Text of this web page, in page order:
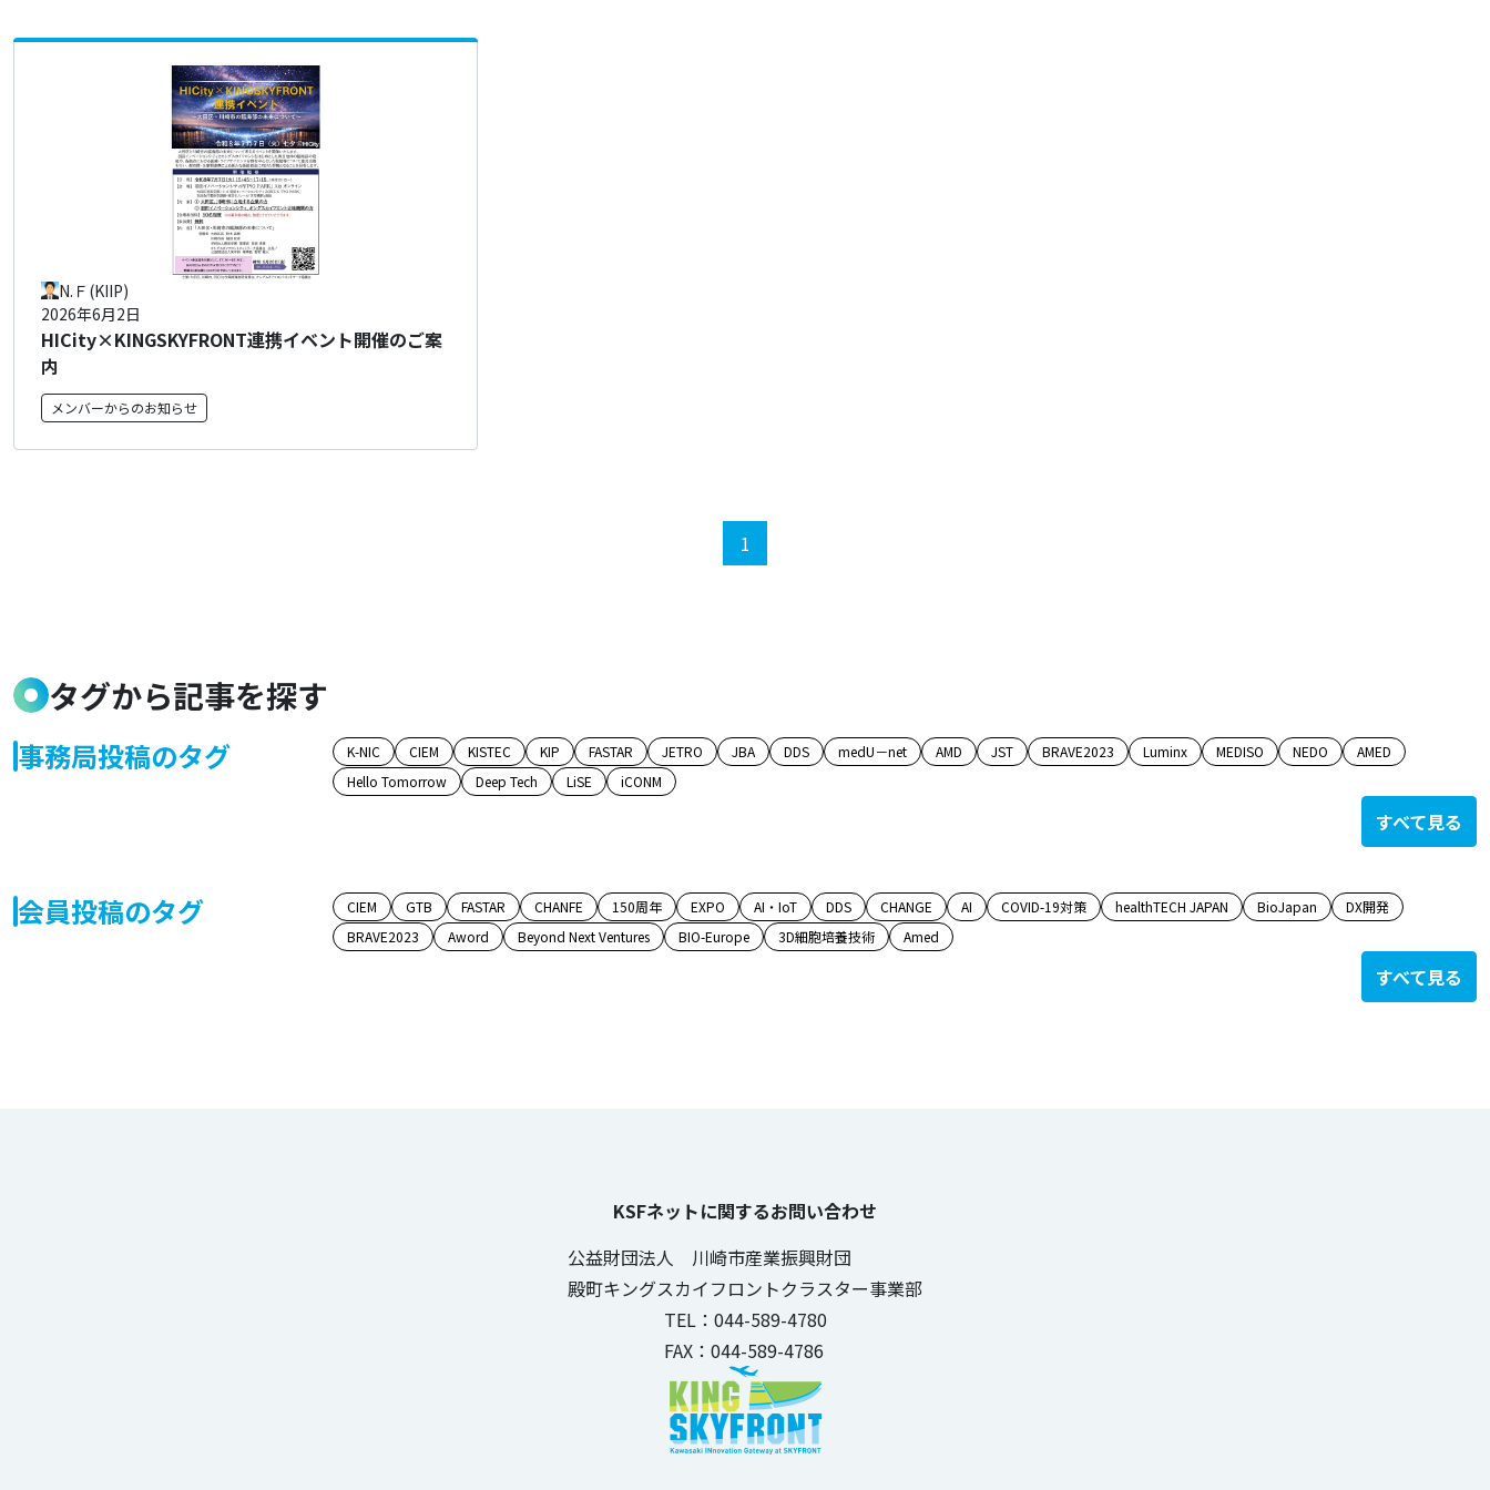
HICity×KINGSKYFRONT連携イベント開催のご案
内
2026年6月2日
N.Ｆ(KIIP)
メンバーからのお知らせ
1
タグから記事を探す
事務局投稿のタグ K-NIC CIEM KISTEC KIP FASTAR JETRO JBA DDS medU－net AMD JST BRAVE2023 Luminx MEDISO NEDO
AMED
Hello Tomorrow
Deep Tech LiSE iCONM
すべて見る
会員投稿のタグ CIEM GTB FASTAR CHANFE 150周年 EXPO AI・IoT DDS CHANGE AI COVID-19対策 healthTECH JAPAN BioJapan
DX開発
BRAVE2023
Aword Beyond Next Ventures BIO-Europe 3D細胞培養技術 Amed
すべて見る
KSFネットに関するお問い合わせ
公益財団法人 川崎市産業振興財団
殿町キングスカイフロントクラスター事業部
TEL：044-589-4780
FAX：044-589-4786